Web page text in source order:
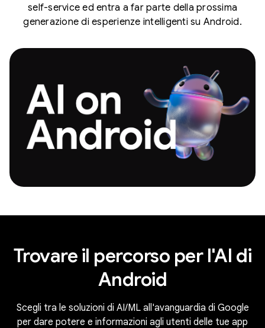
self-service ed entra a far parte della prossima
generazione di esperienze intelligenti su Android.
Trovare il percorso per l'AI di
Android
Scegli tra le soluzioni di AI/ML all'avanguardia di Google
per dare potere e informazioni agli utenti delle tue app